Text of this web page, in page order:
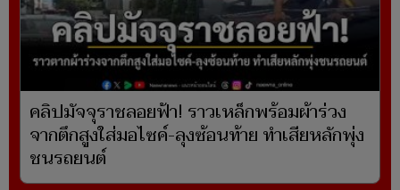
คลิปมัจจุราชลอยฟ้า! ราวเหล็กพร้อมผ้าร่วง
จากตึกสูงใส่มอไซค์-ลุงซ้อนท้าย ทำเสียหลักพุ่ง
ชนรถยนต์